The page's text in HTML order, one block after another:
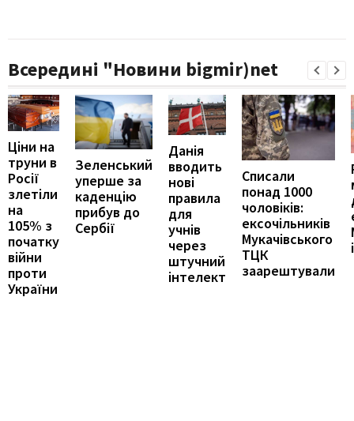
Всередині "Новини bigmir)net
Ціни на
труни в
Росії
злетіли
на
105% з
початку
війни
проти
України
Зеленський
уперше за
каденцію
прибув до
Сербії
Данія
вводить
нові
правила
для
учнів
через
штучний
інтелект
Списали
понад 1000
чоловіків:
ексочільників
Мукачівського
ТЦК
заарештували